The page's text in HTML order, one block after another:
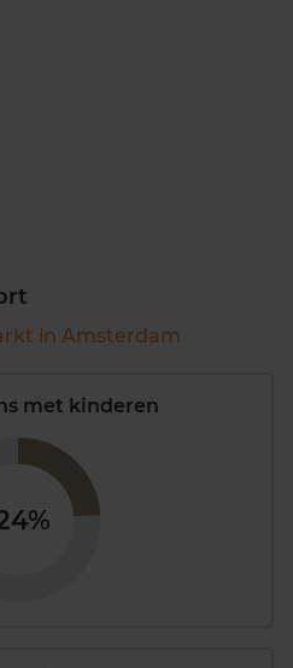
in Amsterdam
met kinderen